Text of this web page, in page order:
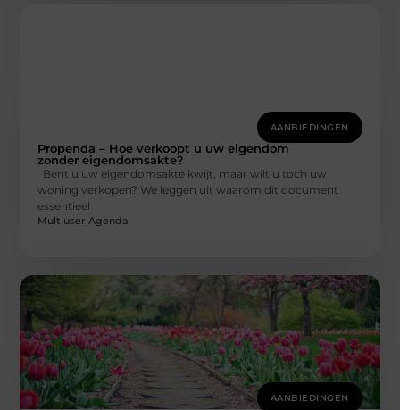
AANBIEDINGEN
Propenda – Hoe verkoopt u uw eigendom
zonder eigendomsakte?
Bent u uw eigendomsakte kwijt, maar wilt u toch uw
woning verkopen? We leggen uit waarom dit document
essentieel
Multiuser Agenda
AANBIEDINGEN